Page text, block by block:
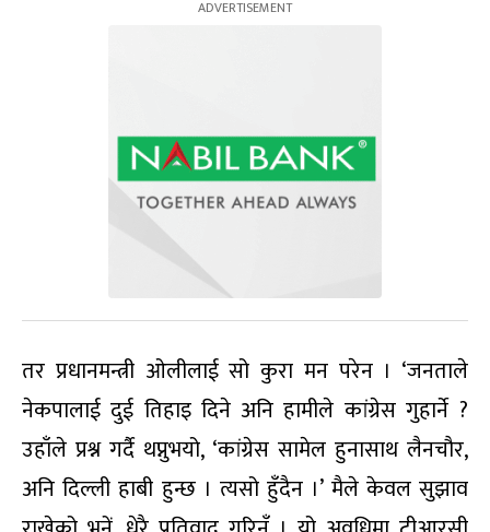
तर प्रधानमन्त्री ओलीलाई सो कुरा मन परेन । ‘जनताले
नेकपालाई दुई तिहाइ दिने अनि हामीले कांग्रेस गुहार्ने ?
उहाँले प्रश्न गर्दै थप्नुभयो, ‘कांग्रेस सामेल हुनासाथ लैनचौर,
अनि दिल्ली हाबी हुन्छ । त्यसो हुँदैन ।’ मैले केवल सुझाव